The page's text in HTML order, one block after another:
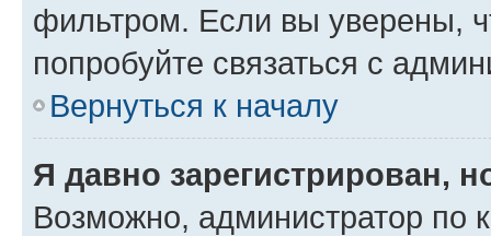
фильтром. Если вы уверены,
попробуйте связаться с
Вернуться к началу
Я давно зарегистрирован,
Возможно, администратор по